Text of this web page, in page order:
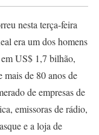
nesta terça-feira
era um dos homens
US$ 1,7 bilhão,
mais de 80 anos de
de empresas de
emissoras de rádio,
e a loja de